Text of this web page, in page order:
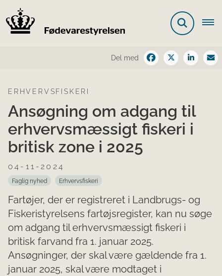
Del med
ERHVERVSFISKERI
Ansøgning om adgang til
erhvervsmæssigt fiskeri i
britisk zone i 2025
04-11-2024
Faglig nyhed Erhvervsfiskeri
Fartøjer, der er registreret i Landbrugs- og
Fiskeristyrelsens fartøjsregister, kan nu søge
om adgang til erhvervsmæssigt fiskeri i
britisk farvand fra 1. januar 2025.
Ansøgninger, der skal være gældende fra 1.
januar 2025, skal være modtaget i